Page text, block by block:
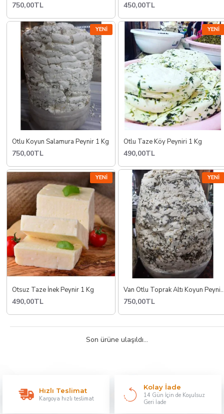
750,00TL 450,00TL
YENI
Otlu Koyun Salamura Peynir 1 Kg
750,00TL
YENI
Otlu Taze Köy Peyniri 1 Kg
490,00TL
YENI
Otsuz Taze İnek Peynir 1 Kg
490,00TL
YENI
Van Otlu Toprak
750,00TL
Son ürüne ulaşıldı...
Hızlı Teslimat
Kargoya hızlı teslimat
Kolay İade
14 Gün İçin de Koşulsuz
Geri İade